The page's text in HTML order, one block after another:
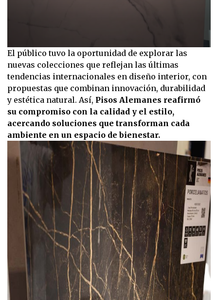
0
seconds
of
26
seconds
El público tuvo la oportunidad de explorar las
nuevas colecciones que reflejan las últimas
tendencias internacionales en diseño interior, con
propuestas que combinan innovación, durabilidad
y estética natural. Así, Pisos Alemanes reafirmó
su compromiso con la calidad y el estilo,
acercando soluciones que transforman cada
ambiente en un espacio de bienestar.